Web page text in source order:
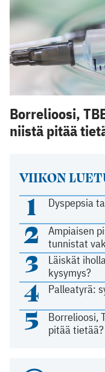
VIIKON
1 Dyspepsia
2
Ampiaisen
tunnistat
3
Läiskät
kysymys?
4 Palleatyrä:
5
Borrelioosi,
pitää tietää?
Borrelioosi,
niistä pitää